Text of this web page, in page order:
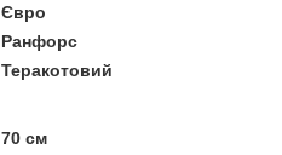
Євро
Ранфорс
Теракотовий
70 см